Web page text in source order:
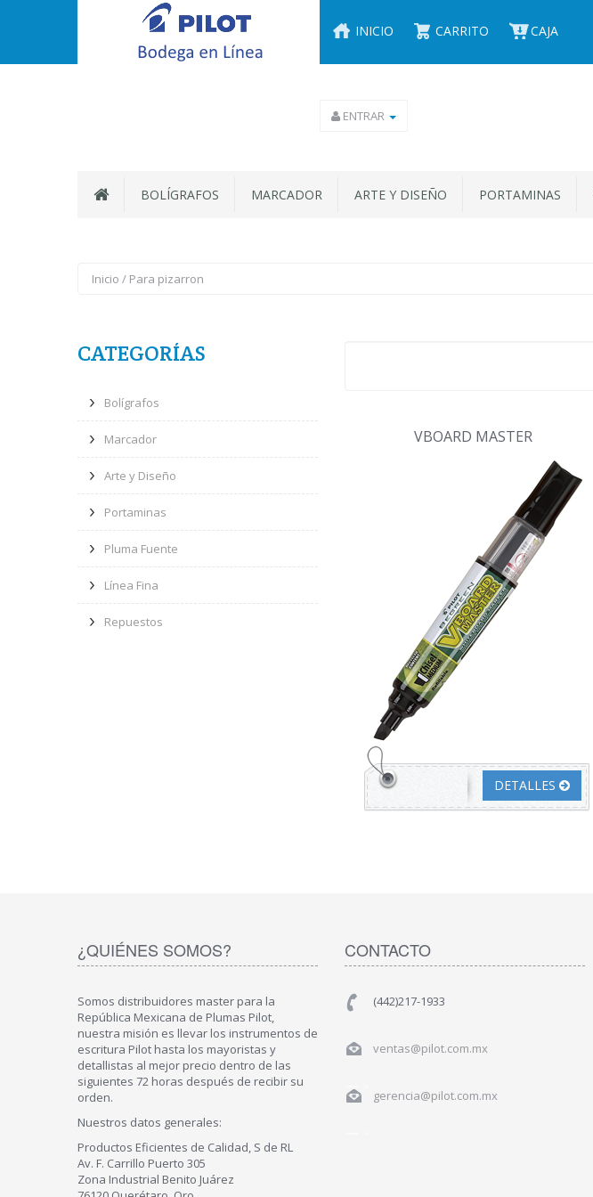
INICIO CARRITO CAJA
ENTRAR
BOLÍGRAFOS MARCADOR ARTE Y DISEÑO PORTAMINAS
Inicio / Para pizarron
CATEGORÍAS
Bolígrafos
Marcador
Arte y Diseño
Portaminas
Pluma Fuente
Línea Fina
Repuestos
VBOARD MASTER
DETALLES
¿QUIÉNES SOMOS?
Somos distribuidores master para la
República Mexicana de Plumas Pilot,
nuestra misión es llevar los instrumentos de
escritura Pilot hasta los mayoristas y
detallistas al mejor precio dentro de las
siguientes 72 horas después de recibir su
orden.
Nuestros datos generales:
Productos Eficientes de Calidad, S de RL
Av. F. Carrillo Puerto 305
Zona Industrial Benito Juárez
CONTACTO
(442)217-1933
ventas@pilot.com.mx
gerencia@pilot.com.mx